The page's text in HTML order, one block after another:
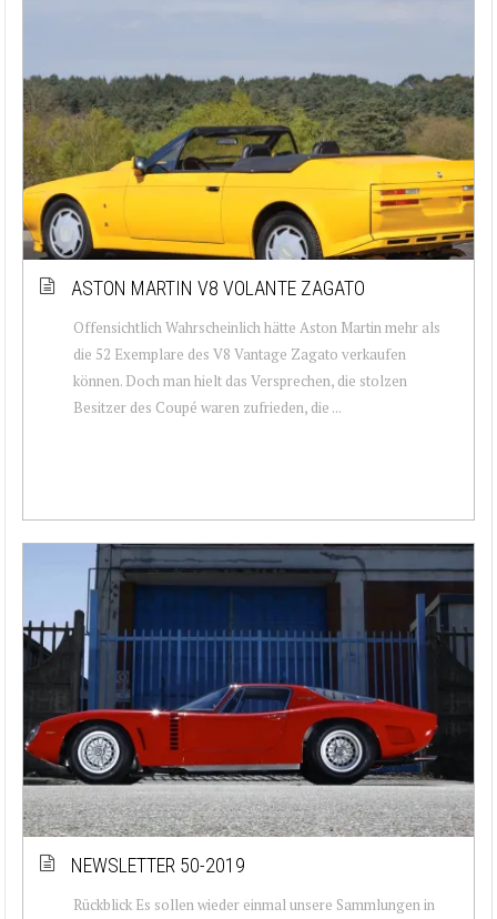
ASTON MARTIN V8 VOLANTE ZAGATO
Offensichtlich Wahrscheinlich hätte Aston Martin mehr als
die 52 Exemplare des V8 Vantage Zagato verkaufen
können. Doch man hielt das Versprechen, die stolzen
Besitzer des Coupé waren zufrieden, die ...
NEWSLETTER 50-2019
Rückblick Es sollen wieder einmal unsere Sammlungen in